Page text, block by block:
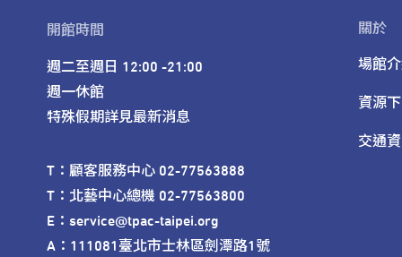
開館時間
週二至週日 12:00 -21:00
週一休館
特殊假期詳見最新消息
T：顧客服務中心 02-77563888
T：北藝中心總機 02-77563800
E：service@tpac-taipei.org
A：111081臺北市士林區劍潭路1號
關於
場館
資源
交通